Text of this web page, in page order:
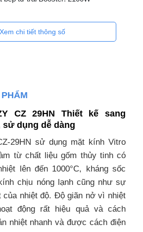
Xem chi tiết thông số
CZ 29HN Thiết kế sang
sử dụng dễ dàng
29HN sử dụng mặt kính Vitro
từ chất liệu gốm thủy tinh có
lên đến 1000°C, kháng sốc
chịu nóng lạnh cũng như sự
của nhiệt độ. Độ giãn nở vì nhiệt
động rất hiệu quả và cách
nhiệt nhanh và được cách điện